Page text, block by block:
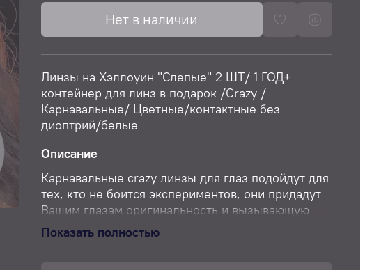
Нет в наличии
Линзы на Хэллоуин "Слепые" 2 ШТ/ 1 ГОД+
контейнер для линз в подарок /Crazy /
Карнавальные/ Цветные/контактные без
диоптрий/белые
Описание
Карнавальные crazy линзы для глаз подойдут для
тех, кто не боится экспериментов, они придадут
Вашим глазам оригинальность и вызывающую
необычность! Карнавальные (крейзи) контактные
линзы - стали трендом 2022 года. Максимальный
Показать полностью